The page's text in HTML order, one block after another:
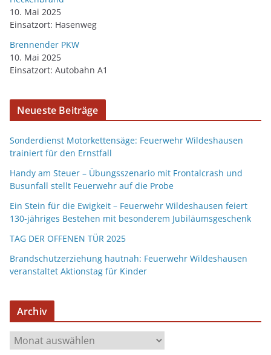
10. Mai 2025
Einsatzort: Hasenweg
Brennender PKW
10. Mai 2025
Einsatzort: Autobahn A1
Neueste Beiträge
Sonderdienst Motorkettensäge: Feuerwehr Wildeshausen
trainiert für den Ernstfall
Handy am Steuer – Übungsszenario mit Frontalcrash und
Busunfall stellt Feuerwehr auf die Probe
Ein Stein für die Ewigkeit – Feuerwehr Wildeshausen feiert
130-jähriges Bestehen mit besonderem Jubiläumsgeschenk
TAG DER OFFENEN TÜR 2025
Brandschutzerziehung hautnah: Feuerwehr Wildeshausen
veranstaltet Aktionstag für Kinder
Archiv